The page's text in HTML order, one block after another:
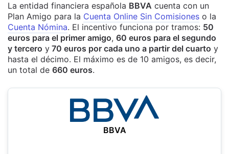
La entidad financiera española BBVA cuenta con un
Plan Amigo para la Cuenta Online Sin Comisiones o la
Cuenta Nómina. El incentivo funciona por tramos: 50
euros para el primer amigo, 60 euros para el segundo
y tercero y 70 euros por cada uno a partir del cuarto y
hasta el décimo. El máximo es de 10 amigos, es decir,
un total de 660 euros.
BBVA